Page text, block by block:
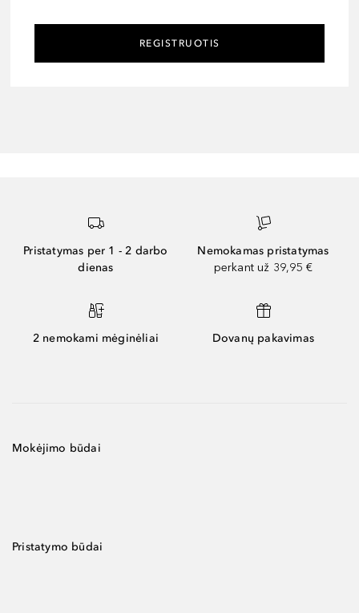
REGISTRUOTIS
Pristatymas per 1 - 2 darbo
dienas
Nemokamas pristatymas
perkant už 39,95 €
2 nemokami mėginėliai Dovanų pakavimas
Mokėjimo būdai
Pristatymo būdai